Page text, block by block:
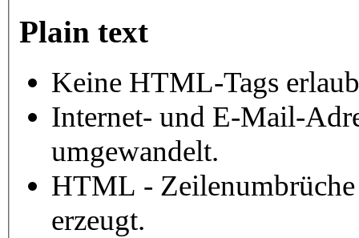
Plain text
Keine HTML-Tags
Internet- und E-Mail-
umgewandelt.
HTML - Zeilenumbrüche
erzeugt.